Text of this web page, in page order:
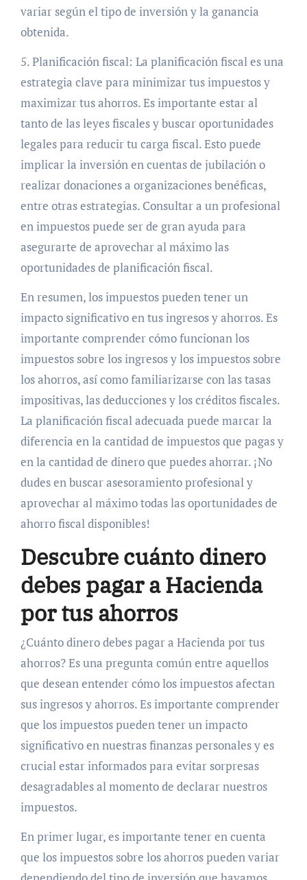
variar según el tipo de inversión y la ganancia
obtenida.
5. Planificación fiscal: La planificación fiscal es una
estrategia clave para minimizar tus impuestos y
maximizar tus ahorros. Es importante estar al
tanto de las leyes fiscales y buscar oportunidades
legales para reducir tu carga fiscal. Esto puede
implicar la inversión en cuentas de jubilación o
realizar donaciones a organizaciones benéficas,
entre otras estrategias. Consultar a un profesional
en impuestos puede ser de gran ayuda para
asegurarte de aprovechar al máximo las
oportunidades de planificación fiscal.
En resumen, los impuestos pueden tener un
impacto significativo en tus ingresos y ahorros. Es
importante comprender cómo funcionan los
impuestos sobre los ingresos y los impuestos sobre
los ahorros, así como familiarizarse con las tasas
impositivas, las deducciones y los créditos fiscales.
La planificación fiscal adecuada puede marcar la
diferencia en la cantidad de impuestos que pagas y
en la cantidad de dinero que puedes ahorrar. ¡No
dudes en buscar asesoramiento profesional y
aprovechar al máximo todas las oportunidades de
ahorro fiscal disponibles!
Descubre cuánto dinero
debes pagar a Hacienda
por tus ahorros
¿Cuánto dinero debes pagar a Hacienda por tus
ahorros? Es una pregunta común entre aquellos
que desean entender cómo los impuestos afectan
sus ingresos y ahorros. Es importante comprender
que los impuestos pueden tener un impacto
significativo en nuestras finanzas personales y es
crucial estar informados para evitar sorpresas
desagradables al momento de declarar nuestros
impuestos.
En primer lugar, es importante tener en cuenta
que los impuestos sobre los ahorros pueden variar